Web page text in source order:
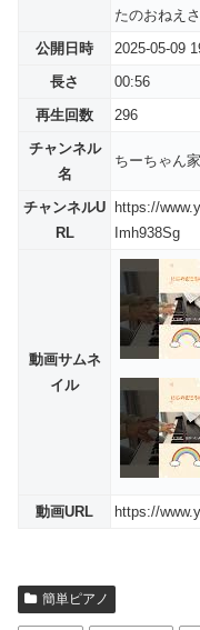
たのおねえ
公開日時
2025-05-09
長さ
00:56
再生回数
296
チャンネル
名
ちーちゃん
チャンネルU
RL
https://
Imh938Sg
動画サムネ
イル
動画URL https://
簡単ピアノ